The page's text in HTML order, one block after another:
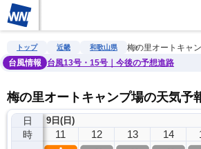
雨雲レーダー 台風情報 地震情報 警報
トップ 近畿 和歌山県
梅の里オートキャ
台風情報
台風13号・15号｜今後の予想進路
梅の里オートキャンプ場の天気予
日
時
9日(日)
10 11 12 13 14